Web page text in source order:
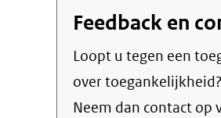
Feedback en
Loopt u tegen een
over toegankelijkheid?
Neem dan contact op